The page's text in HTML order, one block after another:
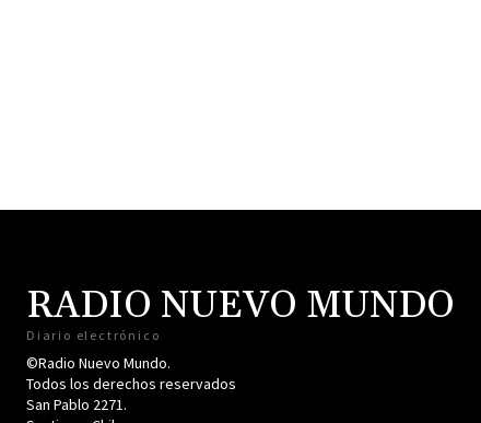
RADIO NUEVO MUNDO
Diario electrónico
©Radio Nuevo Mundo.
Todos los derechos reservados
San Pablo 2271.